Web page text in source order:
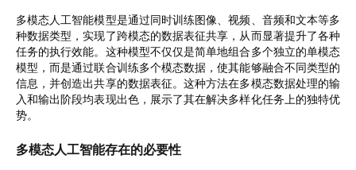
多模态人工智能模型是通过同时训练图像、视频、音频和文本等多
种数据类型，实现了跨模态的数据表征共享，从而显著提升了各种
任务的执行效能。这种模型不仅仅是简单地组合多个独立的单模态
模型，而是通过联合训练多个模态数据，使其能够融合不同类型的
信息，并创造出共享的数据表征。这种方法在多模态数据处理的输
入和输出阶段均表现出色，展示了其在解决多样化任务上的独特优
势。
多模态人工智能存在的必要性